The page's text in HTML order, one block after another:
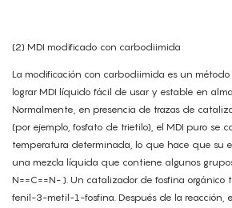
(2) MDI modificado con carbodiimida
La modificación con carbodiimida es un
lograr MDI líquido fácil de usar y estable en
Normalmente, en presencia de trazas de
(por ejemplo, fosfato de trietilo), el MDI puro se
temperatura determinada, lo que hace que su
una mezcla líquida que contiene algunos
N==C==N- ). Un catalizador de fosfina
fenil-3-metil-1-fosfina. Después de la reacción,